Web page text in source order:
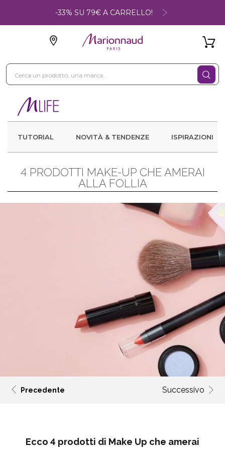
-33% SU 79€ A CARRELLO!
TUTORIAL NOVITÀ & TENDENZE ISPIRAZIONI
4 PRODOTTI MAKE-UP CHE AMERAI
ALLA FOLLIA
Precedente Successivo
Ecco 4 prodotti di Make Up che amerai